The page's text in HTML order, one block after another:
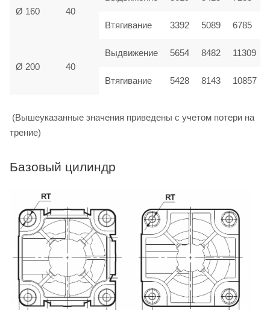
Ø 160 40
Втягивание 3392 5089 6785
Ø 200 40
Выдвижение 5654 8482 11309
Втягивание 5428 8143 10857
(Вышеуказанные значения приведены с учетом потери на
трение)
Базовый цилиндр